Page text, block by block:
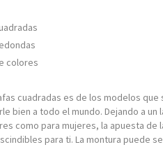
colores
cuadradas es de los modelos
bien a todo el mundo. Dejando a
como para mujeres, la apuesta de
para ti. La montura puede